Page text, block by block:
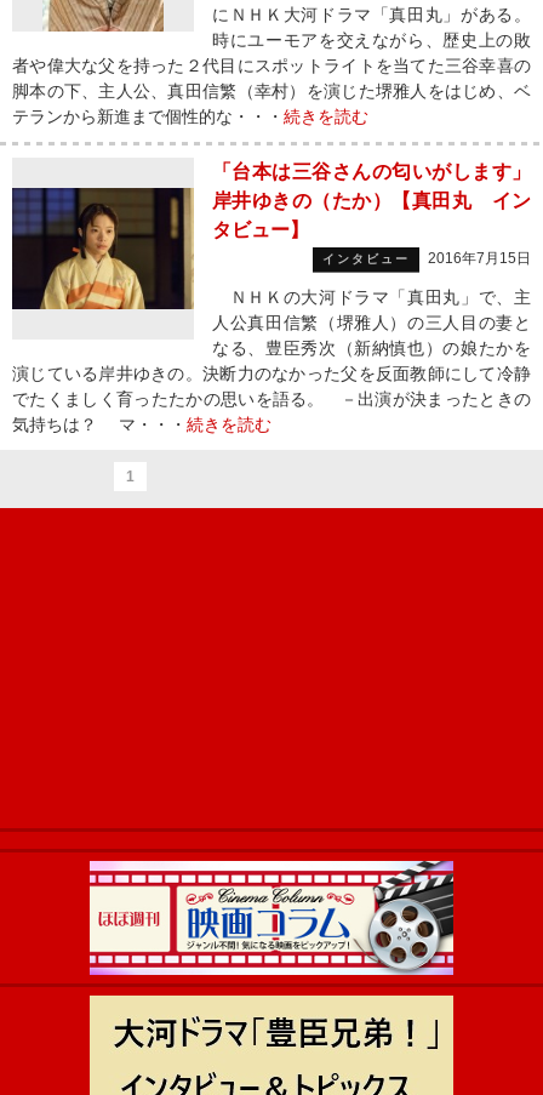
にＮＨＫ大河ドラマ「真田丸」がある。
時にユーモアを交えながら、歴史上の敗
者や偉大な父を持った２代目にスポットライトを当てた三谷幸喜の
脚本の下、主人公、真田信繁（幸村）を演じた堺雅人をはじめ、ベ
テランから新進まで個性的な・・・ 続きを読む
「台本は三谷さんの匂いがします」
岸井ゆきの（たか）【真田丸 イン
タビュー】
インタビュー 2016年7月15日
ＮＨＫの大河ドラマ「真田丸」で、主
人公真田信繁（堺雅人）の三人目の妻と
なる、豊臣秀次（新納慎也）の娘たかを
演じている岸井ゆきの。決断力のなかった父を反面教師にして冷静
でたくましく育ったたかの思いを語る。 －出演が決まったときの
気持ちは？ マ・・・ 続きを読む
1